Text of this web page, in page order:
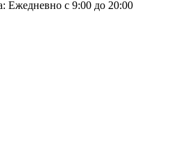
Ежедневно с 9:00 до 20:00